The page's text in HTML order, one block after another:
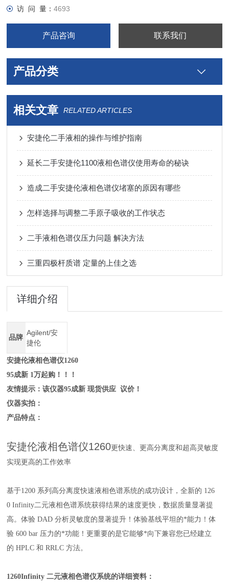
访 问 量：4693
产品咨询 联系我们
产品分类
相关文章 RELATED ARTICLES
安捷伦二手液相的操作与维护指南
延长二手安捷伦1100液相色谱仪使用寿命的秘诀
造成二手安捷伦液相色谱仪堵塞的原因有哪些
怎样选择与调整二手原子吸收的工作状态
二手液相色谱仪压力问题 解决方法
三重四极杆质谱 定量的上佳之选
详细介绍
品牌
Agilent/安
捷伦
安捷伦液相色谱仪1260
95成新 1万起购！！！
友情提示：该仪器95成新 现货供应 议价！
仪器实拍：
产品特点：
安捷伦液相色谱仪1260更快速、更高分离度和超高灵敏度
实现更高的工作效率
基于1200 系列高分离度快速液相色谱系统的成功设计，全新的 126
0 Infinity二元液相色谱系统获得结果的速度更快，数据质量显著提
高。体验 DAD 分析灵敏度的显著提升！体验基线平坦的*能力！体
验 600 bar 压力的*功能！更重要的是它能够*向下兼容您已经建立
的 HPLC 和 RRLC 方法。
1260Infinity 二元液相色谱仪系统的详细资料：